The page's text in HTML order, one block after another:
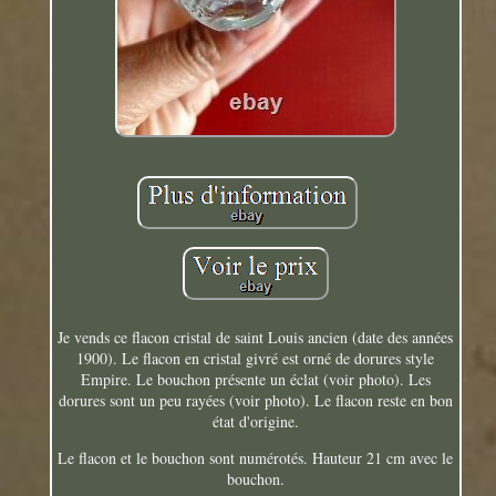
Je vends ce flacon cristal de saint Louis ancien (date des années
1900). Le flacon en cristal givré est orné de dorures style
Empire. Le bouchon présente un éclat (voir photo). Les
dorures sont un peu rayées (voir photo). Le flacon reste en bon
état d'origine.
Le flacon et le bouchon sont numérotés. Hauteur 21 cm avec le
bouchon.